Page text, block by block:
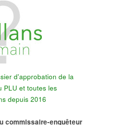
d'approbation de la
PLU et toutes les
depuis 2016
commissaire-enquêteur